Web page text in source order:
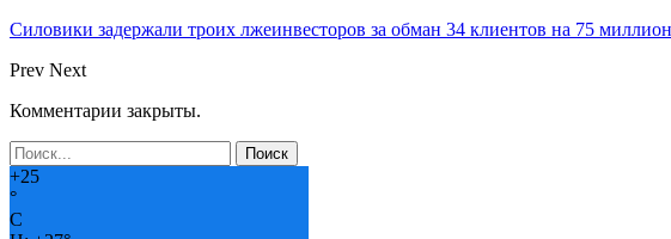
Силовики задержали троих лжеинвесторов за обман 34 клиентов на 75
Prev Next
Комментарии закрыты.
+25
°
C